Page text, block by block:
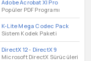
Adobe Acrobat XI Pro
Popüler PDF Programı
K-Lite Mega Codec Pack
Sistem Kodek Paketi
DirectX 12- DirectX 9
Microsoft DirectX Sürücüleri